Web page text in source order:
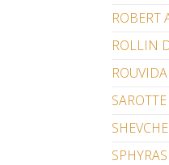
ROBERT
ROLLIN